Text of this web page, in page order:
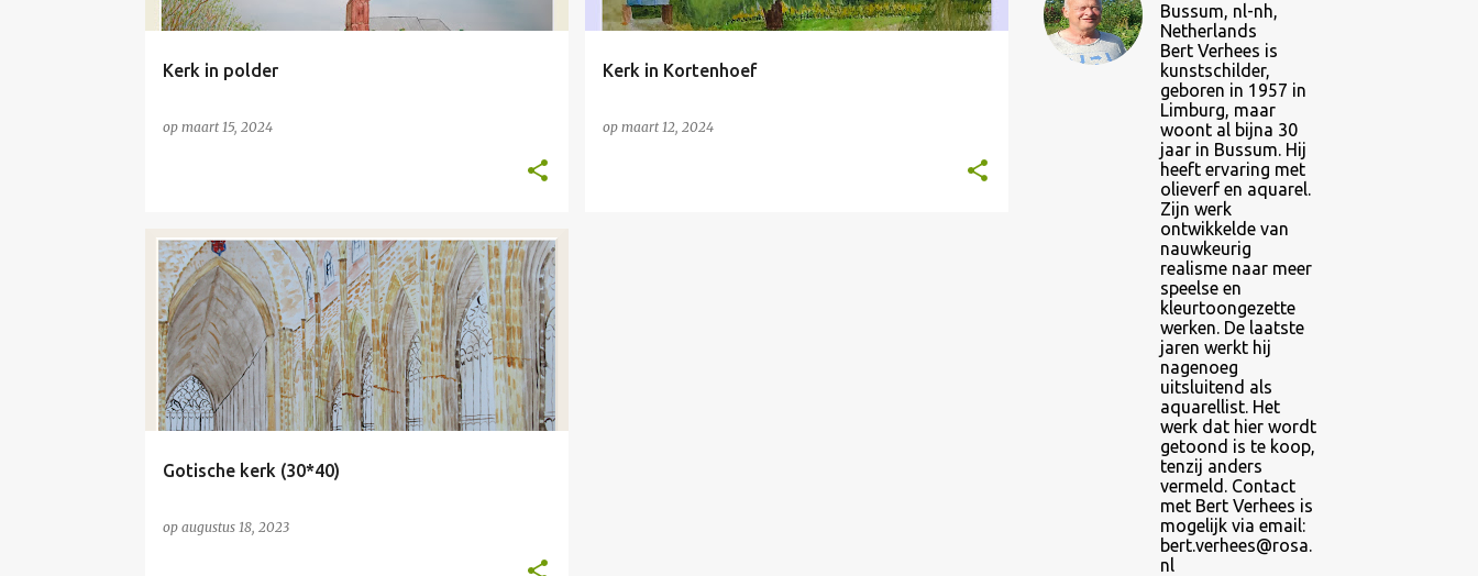
Kerk in polder
op maart 15, 2024
Kerk in Kortenhoef
op maart 12, 2024
Gotische kerk (30*40)
op augustus 18, 2023
KERK NIET TE KOOP
Bussum, nl-nh,
Netherlands
Bert Verhees is
kunstschilder,
geboren in 1957 in
Limburg, maar
woont al bijna 30
jaar in Bussum. Hij
heeft ervaring met
olieverf en aquarel.
Zijn werk
ontwikkelde van
nauwkeurig
realisme naar meer
speelse en
kleurtoongezette
werken. De laatste
jaren werkt hij
nagenoeg
uitsluitend als
aquarellist. Het
werk dat hier wordt
getoond is te koop,
tenzij anders
vermeld. Contact
met Bert Verhees is
mogelijk via email:
bert.verhees@rosa.
nl